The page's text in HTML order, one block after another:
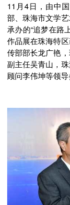
11月4日，由中
部、珠海市文学
承办的“追梦在
作品展在珠海特
传部部长龙广艳
副主任吴青山，
顾问李伟坤等领导